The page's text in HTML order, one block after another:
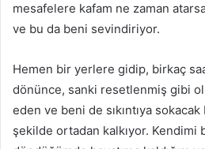
mesafelere kafam ne zaman
ve bu da beni sevindiriyor.
Hemen bir yerlere gidip, birkaç
dönünce, sanki resetlenmiş gibi
eden ve beni de sıkıntıya
şekilde ortadan kalkıyor.